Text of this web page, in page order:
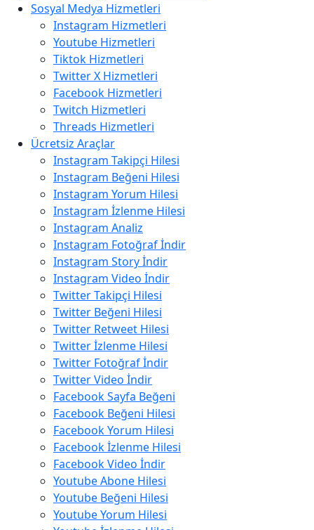
Sosyal Medya Hizmetleri
Instagram Hizmetleri
Youtube Hizmetleri
Tiktok Hizmetleri
Twitter X Hizmetleri
Facebook Hizmetleri
Twitch Hizmetleri
Threads Hizmetleri
Ücretsiz Araçlar
Instagram Takipçi Hilesi
Instagram Beğeni Hilesi
Instagram Yorum Hilesi
Instagram İzlenme Hilesi
Instagram Analiz
Instagram Fotoğraf İndir
Instagram Story İndir
Instagram Video İndir
Twitter Takipçi Hilesi
Twitter Beğeni Hilesi
Twitter Retweet Hilesi
Twitter İzlenme Hilesi
Twitter Fotoğraf İndir
Twitter Video İndir
Facebook Sayfa Beğeni
Facebook Beğeni Hilesi
Facebook Yorum Hilesi
Facebook İzlenme Hilesi
Facebook Video İndir
Youtube Abone Hilesi
Youtube Beğeni Hilesi
Youtube Yorum Hilesi